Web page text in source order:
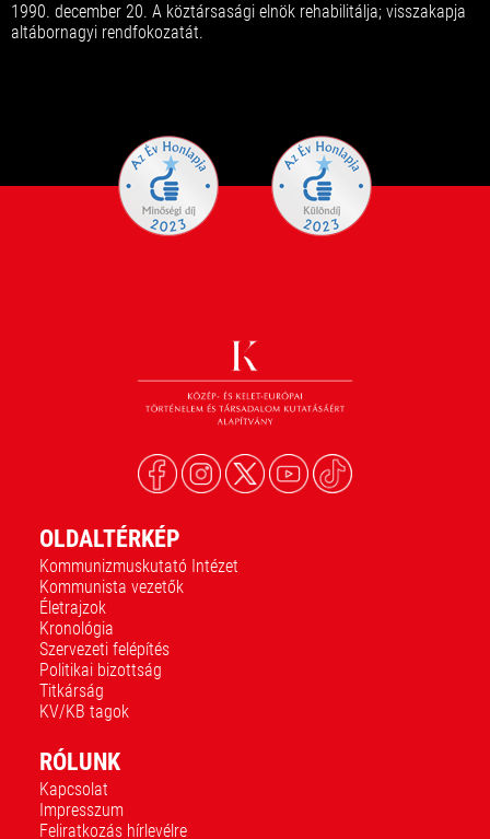
1990. december 20. A köztársasági elnök rehabilitálja; visszakapja
altábornagyi rendfokozatát.
OLDALTÉRKÉP
Kommunizmuskutató Intézet
Kommunista vezetők
Életrajzok
Kronológia
Szervezeti felépítés
Politikai bizottság
Titkárság
KV/KB tagok
RÓLUNK
Kapcsolat
Impresszum
Feliratkozás hírlevélre